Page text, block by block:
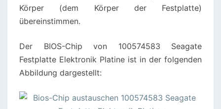
Körper (dem Körper der Festplatte)
übereinstimmen.
Der BIOS-Chip von 100574583 Seagate
Festplatte Elektronik Platine ist in der folgenden
Abbildung dargestellt: